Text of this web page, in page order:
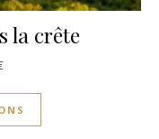
la crête